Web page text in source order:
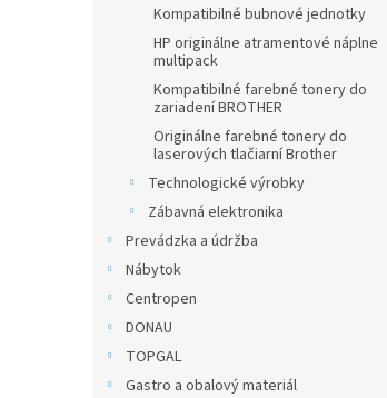
Kompatibilné bubnové jednotky
HP originálne atramentové náplne
multipack
Kompatibilné farebné tonery do
zariadení BROTHER
Originálne farebné tonery do
laserových tlačiarní Brother
Technologické výrobky
Zábavná elektronika
Prevádzka a údržba
Nábytok
Centropen
DONAU
TOPGAL
Gastro a obalový materiál